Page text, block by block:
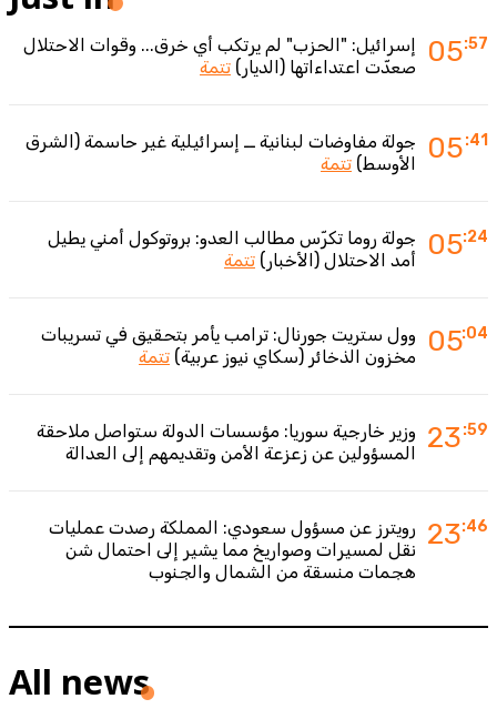
05:57
إسرائيل: "الحزب" لم يرتكب أي خرق... وقوات الاحتلال
صعدّت اعتداءاتها (الديار) تتمة
05:41
جولة مفاوضات لبنانية ــ إسرائيلية غير حاسمة (الشرق
الأوسط) تتمة
05:24
جولة روما تكرّس مطالب العدو: بروتوكول أمني يطيل
أمد الاحتلال (الأخبار) تتمة
05:04
وول ستريت جورنال: ترامب يأمر بتحقيق في تسريبات
مخزون الذخائر (سكاي نيوز عربية) تتمة
23:59
وزير خارجية سوريا: مؤسسات الدولة ستواصل ملاحقة
المسؤولين عن زعزعة الأمن وتقديمهم إلى العدالة
23:46
رويترز عن مسؤول سعودي: المملكة رصدت عمليات
نقل لمسيرات وصواريخ مما يشير إلى احتمال شن
هجمات منسقة من الشمال والجنوب
All news